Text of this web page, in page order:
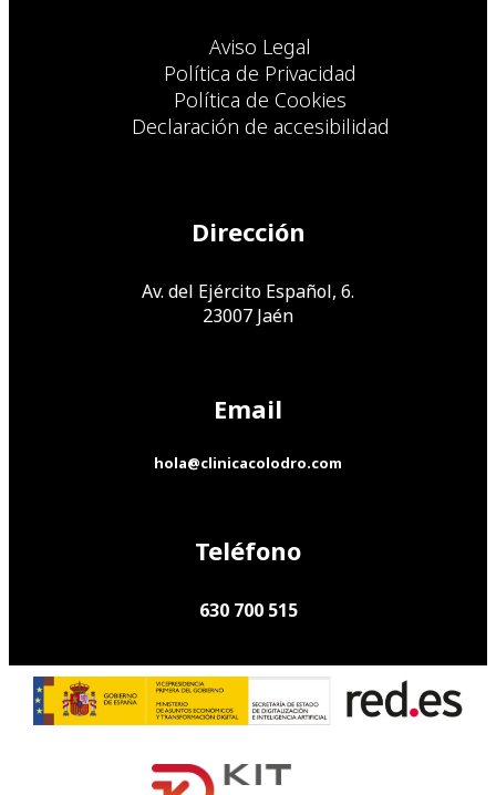
Aviso Legal
Política de Privacidad
Política de Cookies
Declaración de accesibilidad
Dirección
Av. del Ejército Español, 6.
23007 Jaén
Email
hola@clinicacolodro.com
Teléfono
630 700 515